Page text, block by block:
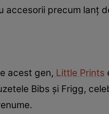
accesorii precum lanț
acest gen, Little Prints
Bibs și Frigg,